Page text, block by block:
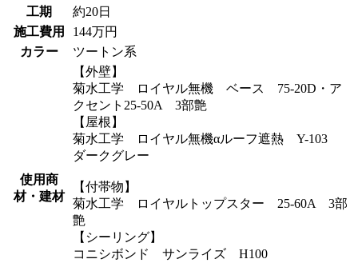
工期
約20日
施工費用
144万円
カラー
ツートン系
使用商
材・建材
【外壁】
菊水工学 ロイヤル無機 ベース 75-20D・ア
クセント25-50A 3部艶
【屋根】
菊水工学 ロイヤル無機αルーフ遮熱 Y-103
ダークグレー
【付帯物】
菊水工学 ロイヤルトップスター 25-60A 3部
艶
【シーリング】
コニシボンド サンライズ H100